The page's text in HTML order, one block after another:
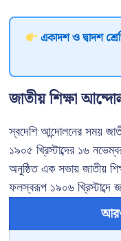
একাদশ ও দ্বাদশ
জাতীয় শিক্ষা
স্বদেশি আন্দোলনের সময়
১৯০৫ খ্রিস্টাব্দের ১৬
অনুষ্ঠিত এক সভায় জাতীয়
ফলস্বরূপ ১৯০৬ খ্রিস্টাব্দে